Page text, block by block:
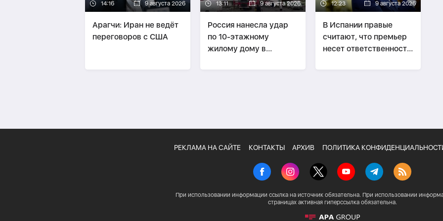
14:16 9 августа 2026
Арагчи: Иран не ведёт
переговоров с США
13:11 9 августа 2026
Россия нанесла удар
по 10-этажному
жилому дому в
погибшие
12:23 9 августа 2026
В Испании правые
считают, что премьер
несет ответственность
РЕКЛАМА НА САЙТЕ КОНТАКТЫ АРХИВ ПОЛИТИКА
При использовании информации ссылка на источник обязательна. При использовании
страницах активная гиперссылка обязательна.